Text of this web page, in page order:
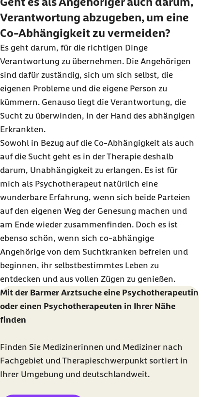
Verantwortung abzugeben, um eine
Co-Abhängigkeit zu vermeiden?
Es geht darum, für die richtigen Dinge
Verantwortung zu übernehmen. Die Angehörigen
sind dafür zuständig, sich um sich selbst, die
eigenen Probleme und die eigene Person zu
kümmern. Genauso liegt die Verantwortung, die
Sucht zu überwinden, in der Hand des abhängigen
Erkrankten.
Sowohl in Bezug auf die Co-Abhängigkeit als auch
auf die Sucht geht es in der Therapie deshalb
darum, Unabhängigkeit zu erlangen. Es ist für
mich als Psychotherapeut natürlich eine
wunderbare Erfahrung, wenn sich beide Parteien
auf den eigenen Weg der Genesung machen und
am Ende wieder zusammenfinden. Doch es ist
ebenso schön, wenn sich co-abhängige
Angehörige von dem Suchtkranken befreien und
beginnen, ihr selbstbestimmtes Leben zu
entdecken und aus vollen Zügen zu genießen.
Mit der Barmer Arztsuche eine Psychotherapeutin
oder einen Psychotherapeuten in Ihrer Nähe
finden
Finden Sie Medizinerinnen und Mediziner nach
Fachgebiet und Therapieschwerpunkt sortiert in
Ihrer Umgebung und deutschlandweit.